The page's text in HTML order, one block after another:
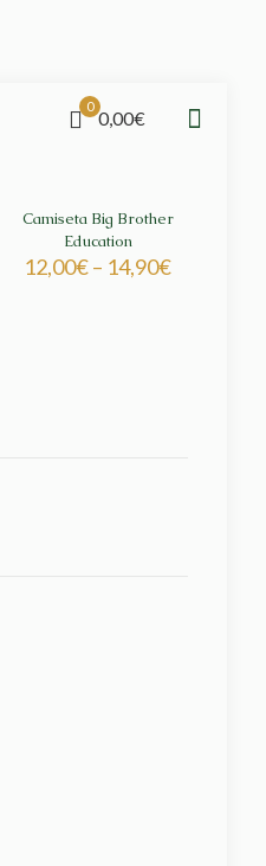
0
0,00€
Camiseta Big Brother
Education
12,00€– 14,90€